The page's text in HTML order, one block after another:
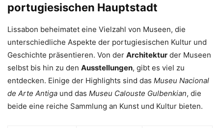
portugiesischen Hauptstadt
Lissabon beheimatet eine Vielzahl von Museen, die
unterschiedliche Aspekte der portugiesischen Kultur und
Geschichte präsentieren. Von der Architektur der Museen
selbst bis hin zu den Ausstellungen, gibt es viel zu
entdecken. Einige der Highlights sind das Museu Nacional
de Arte Antiga und das Museu Calouste Gulbenkian, die
beide eine reiche Sammlung an Kunst und Kultur bieten.